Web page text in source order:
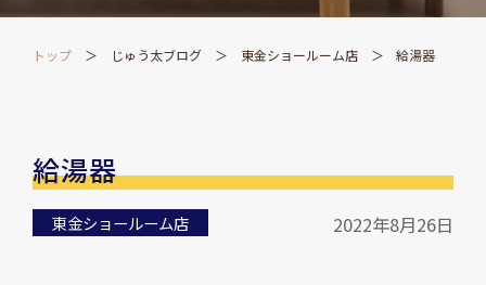
トップ じゅう太ブログ 東金ショールーム店 給湯器
給湯器
東金ショールーム店 2022年8月26日